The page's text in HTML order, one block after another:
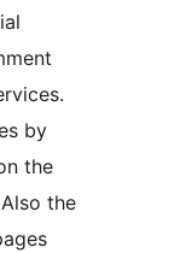
by
the
the